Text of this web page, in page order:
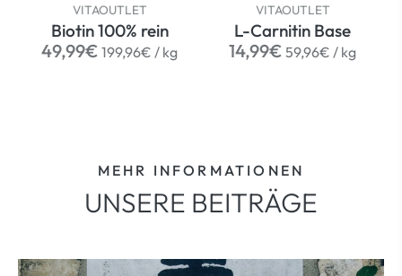
VITAOUTLET
Biotin 100% rein
Normaler
49,99€ 199,96€ / per
kg
VITAOUTLET
L-Carnitin Base
Normaler
14,99€ 59,96€ / per
kg
MEHR INFORMATIONEN
UNSERE BEITRÄGE